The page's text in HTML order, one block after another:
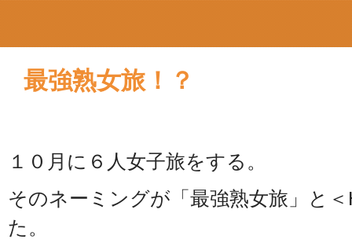
最強熟女旅！？
１０月に６人女子旅をする。
そのネーミングが「最強熟女旅」と
た。